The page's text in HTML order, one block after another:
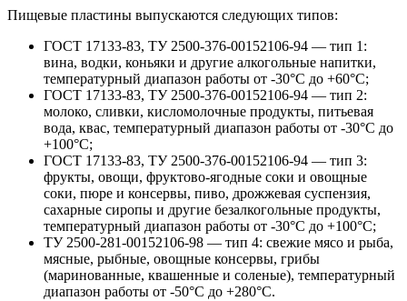
Пищевые пластины выпускаются следующих типов:
ГОСТ 17133-83, ТУ 2500-376-00152106-94 — тип 1:
вина, водки, коньяки и другие алкогольные напитки,
температурный диапазон работы от -30°С до +60°С;
ГОСТ 17133-83, ТУ 2500-376-00152106-94 — тип 2:
молоко, сливки, кисломолочные продукты, питьевая
вода, квас, температурный диапазон работы от -30°С до
+100°С;
ГОСТ 17133-83, ТУ 2500-376-00152106-94 — тип 3:
фрукты, овощи, фруктово-ягодные соки и овощные
соки, пюре и консервы, пиво, дрожжевая суспензия,
сахарные сиропы и другие безалкогольные продукты,
температурный диапазон работы от -30°С до +100°С;
ТУ 2500-281-00152106-98 — тип 4: свежие мясо и рыба,
мясные, рыбные, овощные консервы, грибы
(маринованные, квашенные и соленые), температурный
диапазон работы от -50°С до +280°С.